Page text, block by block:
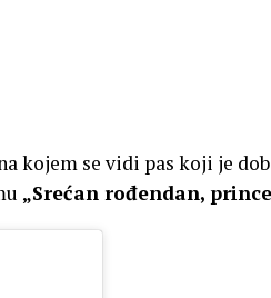
kojem se vidi pas koji je
„Srećan rođendan,